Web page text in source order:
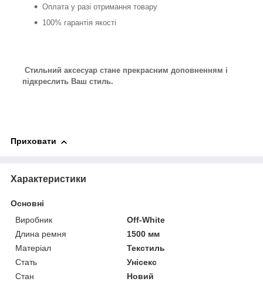
Оплата у разі отримання товару
100% гарантія якості
Стильний аксесуар стане прекрасним доповненням і
підкреслить Ваш стиль.
Приховати
Характеристики
Основні
Виробник
Off-White
Длина ремня
1500 мм
Матеріал
Текстиль
Стать
Унісекс
Стан
Новий